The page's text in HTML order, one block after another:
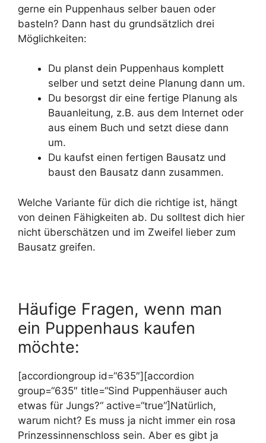
gerne ein Puppenhaus selber bauen oder
basteln? Dann hast du grundsätzlich drei
Möglichkeiten:
Du planst dein Puppenhaus komplett
selber und setzt deine Planung dann um.
Du besorgst dir eine fertige Planung als
Bauanleitung, z.B. aus dem Internet oder
aus einem Buch und setzt diese dann
um.
Du kaufst einen fertigen Bausatz und
baust den Bausatz dann zusammen.
Welche Variante für dich die richtige ist, hängt
von deinen Fähigkeiten ab. Du solltest dich hier
nicht überschätzen und im Zweifel lieber zum
Bausatz greifen.
Häufige Fragen, wenn man
ein Puppenhaus kaufen
möchte:
[accordiongroup id=“635″][accordion
group=“635″ title=“Sind Puppenhäuser auch
etwas für Jungs?“ active=“true“]Natürlich,
warum nicht? Es muss ja nicht immer ein rosa
Prinzessinnenschloss sein. Aber es gibt ja